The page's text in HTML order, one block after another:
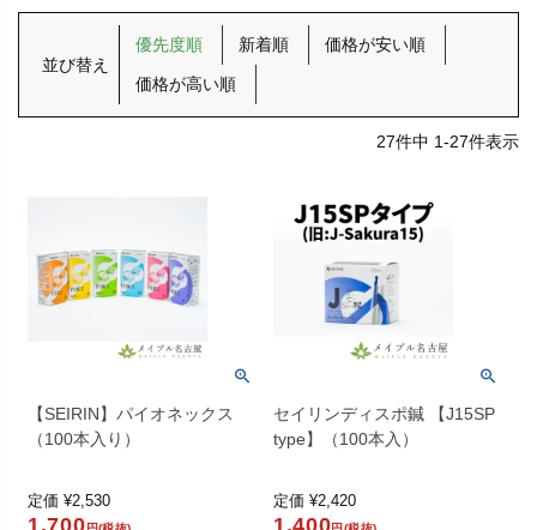
並び替え
優先度順 新着順 価格が安い順
価格が高い順
27件中 1-27件表示
【SEIRIN】パイオネックス
（100本入り）
定価 ¥2,530
セイリンディスポ鍼 【J15SP
type】（100本入）
定価 ¥2,420